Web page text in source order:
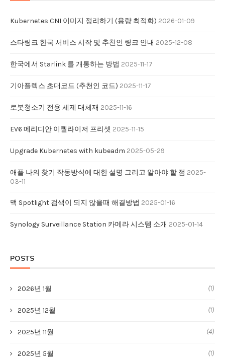
Kubernetes CNI 이미지 정리하기 (용량 최적화) 2026-01-09
스타링크 한국 서비스 시작 및 추천인 링크 안내 2025-12-08
한국에서 Starlink 를 개통하는 방법 2025-11-17
기아플렉스 초대코드 (추천인 코드) 2025-11-17
로봇청소기 전용 세제 대체재 2025-11-16
EV6 메리디안 이퀄라이저 프리셋 2025-11-15
Upgrade Kubernetes with kubeadm 2025-05-29
애플 나의 찾기 작동방식에 대한 설명 그리고 알아야 할 점 2025-
03-11
맥 Spotlight 검색이 되지 않을때 해결방법 2025-01-16
Synology Surveillance Station 카메라 시스템 소개 2025-01-14
POSTS
2026년 1월 (1)
2025년 12월 (1)
2025년 11월 (4)
2025년 5월 (1)